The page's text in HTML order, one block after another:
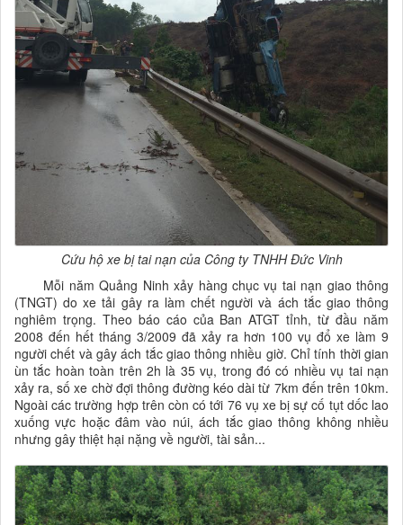
Cứu hộ xe bị tai nạn của Công ty TNHH Đức Vinh
Mỗi năm Quảng Ninh xảy hàng chục vụ tai nạn giao thông
(TNGT) do xe tải gây ra làm chết người và ách tắc giao thông
nghiêm trọng. Theo báo cáo của Ban ATGT tỉnh, từ đầu năm
2008 đến hết tháng 3/2009 đã xảy ra hơn 100 vụ đổ xe làm 9
người chết và gây ách tắc giao thông nhiều giờ. Chỉ tính thời gian
ùn tắc hoàn toàn trên 2h là 35 vụ, trong đó có nhiều vụ tai nạn
xảy ra, số xe chờ đợi thông đường kéo dài từ 7km đến trên 10km.
Ngoài các trường hợp trên còn có tới 76 vụ xe bị sự cố tụt dốc lao
xuống vực hoặc đâm vào núi, ách tắc giao thông không nhiều
nhưng gây thiệt hại nặng về người, tài sản...